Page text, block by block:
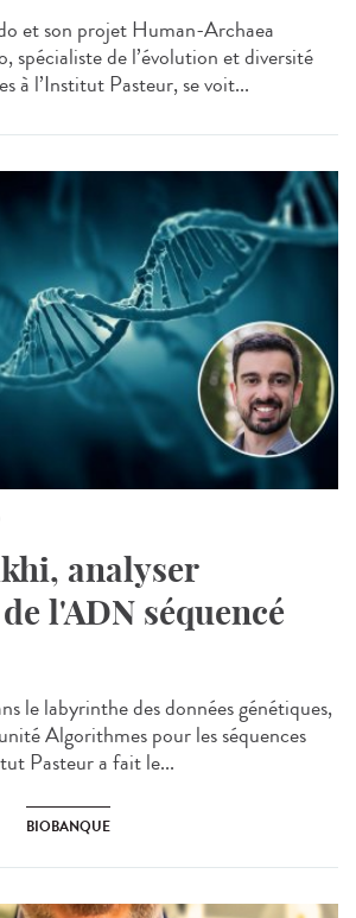
et son projet Human-Archaea
spécialiste de l’évolution et diversité
à l’Institut Pasteur, se voit...
analyser
l'ADN séquencé
le labyrinthe des données génétiques,
Algorithmes pour les séquences
Pasteur a fait le...
BIOBANQUE